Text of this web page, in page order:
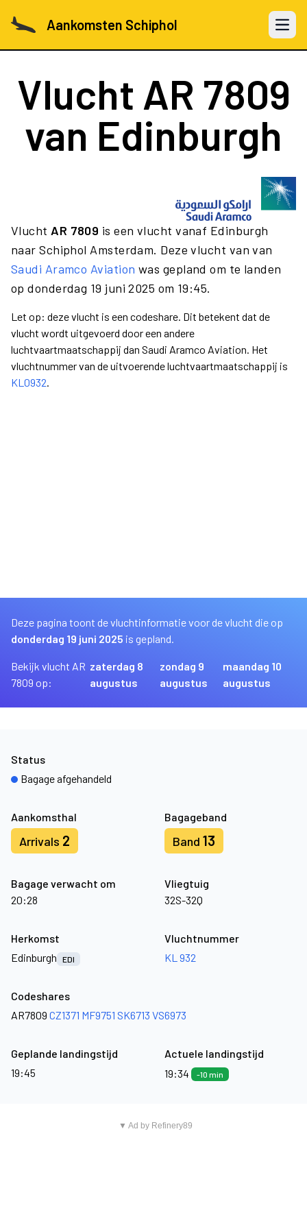
Aankomsten Schiphol Open
Vlucht AR 7809
van Edinburgh
Vlucht AR 7809 is een vlucht vanaf Edinburgh
naar Schiphol Amsterdam. Deze vlucht van van
Saudi Aramco Aviation was gepland om te landen
op donderdag 19 juni 2025 om 19:45.
Let op: deze vlucht is een codeshare. Dit betekent dat de
vlucht wordt uitgevoerd door een andere
luchtvaartmaatschappij dan Saudi Aramco Aviation. Het
vluchtnummer van de uitvoerende luchtvaartmaatschappij is
KL0932.
Deze pagina toont de vluchtinformatie voor de vlucht die op
donderdag 19 juni 2025 is gepland.
Bekijk vlucht AR
7809 op:
zaterdag 8
augustus
zondag 9
augustus
maandag 10
augustus
Aankomsthal
Arrivals 2
Bagageband
Band 13
Bagage verwacht om
20:28
Vliegtuig
32S-32Q
Status
Bagage afgehandeld
Herkomst
Edinburgh
EDI
Vluchtnummer
KL 932
Codeshares
AR7809 CZ1371 MF9751 SK6713 VS6973
Geplande landingstijd
19:45
Actuele landingstijd
19:34
-10 min
▼ Ad by Refinery89